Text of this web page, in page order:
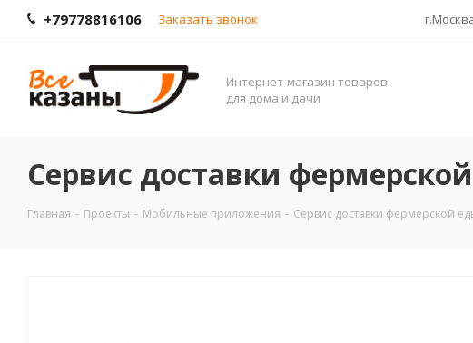
+79778816106 Заказать звонок
Интернет-магазин товаров
для дома и дачи
Сервис доставки
Главная - Проекты - Мобильные приложения - Сервис доставки фермерской